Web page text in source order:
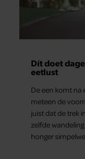
Dít doet
eetlust
De een komt na
meteen de
juist dat de trek
zelfde
honger